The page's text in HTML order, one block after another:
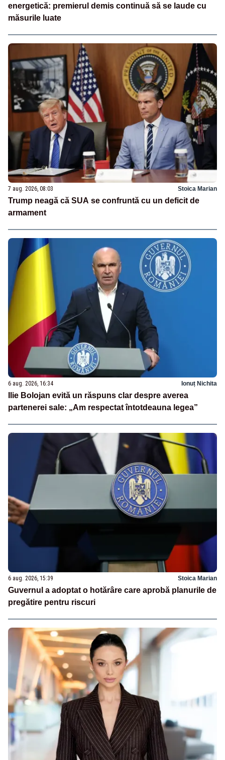
energetică: premierul demis continuă să se laude cu
măsurile luate
7 aug. 2026, 08:03 Stoica Marian
Trump neagă că SUA se confruntă cu un deficit de
armament
6 aug. 2026, 16:34 Ionuț Nichita
Ilie Bolojan evită un răspuns clar despre averea
partenerei sale: „Am respectat întotdeauna legea”
6 aug. 2026, 15:39 Stoica Marian
Guvernul a adoptat o hotărâre care aprobă planurile de
pregătire pentru riscuri